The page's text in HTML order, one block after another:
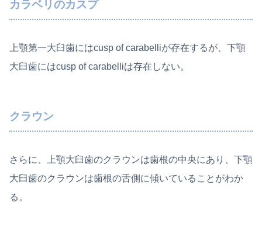
カラベリのカスプ
上顎第一大臼歯にはcusp of carabelliが存在するが、下顎
大臼歯にはcusp of carabelliは存在しない。
クラウン
さらに、上顎大臼歯のクラウンは歯根の中央にあり、下顎
大臼歯のクラウンは歯根の舌側に傾いていることがわか
る。